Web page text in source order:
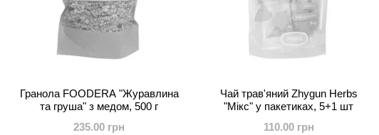
Гранола FOODERA "Журавлина
та груша" з медом, 500 г
235.00 грн
Чай трав'яний Zhygun Herbs
"Мікс" у пакетиках, 5+1 шт
110.00 грн